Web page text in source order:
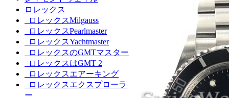
ロレックス
ロレックスMilgauss
ロレックスPearlmaster
ロレックスYachtmaster
ロレックスのGMTマスター
ロレックスはGMT 2
ロレックスエアーキング
ロレックスエクスプローラ
ー